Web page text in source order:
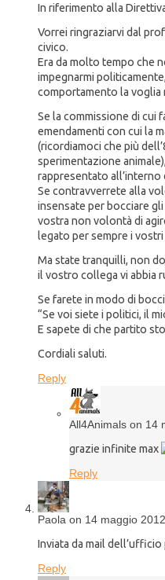
In riferimento alla
Vorrei ringraziarvi dal
civico.
Era da molto tempo che
impegnarmi
comportamento la voglia
Se la commissione di cui
emendamenti con cui la
(ricordiamoci che più
sperimentazione
rappresentato
Se contravverrete alla
insensate per bocciare
vostra non volontà di
legato per sempre i
Ma state tranquilli, non
il vostro collega vi abbia
Se farete in modo di
“Se voi siete i politici, il
E sapete di che partito
Cordiali saluti.
Reply
All4Animals on 14
grazie infinite max
Reply
Paola on 14 maggio
Inviata da mail
Reply